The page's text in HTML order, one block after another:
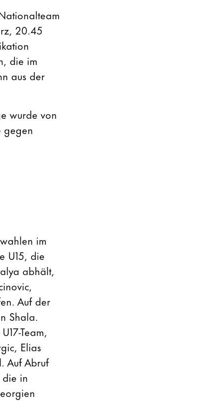
20.45
die im
aus der
wurde von
gegen
im
U15, die
abhält,
Auf der
Shala.
Team,
Elias
Auf Abruf
die in